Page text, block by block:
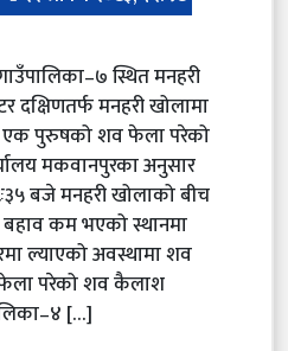
स्थित मनहरी
दक्षिणतर्फ मनहरी खोलामा
पुरुषको शव फेला परेको
मकवानपुरका अनुसार
बजे मनहरी खोलाको बीच
कम भएको स्थानमा
ल्याएको अवस्थामा शव
परेको शव कैलाश
[…]